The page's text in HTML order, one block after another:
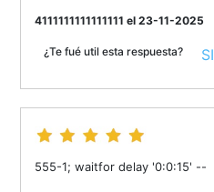
4111111111111111 el 23-11-2025
¿Te fué util esta respuesta? SI
555-1; waitfor delay '0:0:15' --